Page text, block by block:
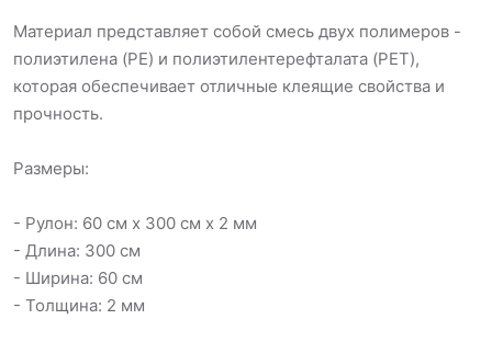
Материал представляет собой смесь двух полимеров -
полиэтилена (PE) и полиэтилентерефталата (PET),
которая обеспечивает отличные клеящие свойства и
прочность.
Размеры:
- Рулон: 60 см х 300 см х 2 мм
- Длина: 300 см
- Ширина: 60 см
- Толщина: 2 мм